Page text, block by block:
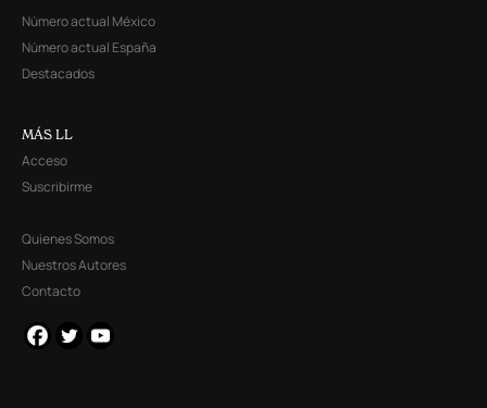
Número actual México
Número actual España
Destacados
MÁS LL
Acceso
Suscribirme
Quienes Somos
Nuestros Autores
Contacto